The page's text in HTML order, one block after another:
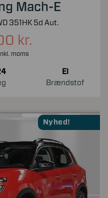
Mach-E
351HK 5d Aut.
kr.
moms
El
Brændstof
Nyhed!